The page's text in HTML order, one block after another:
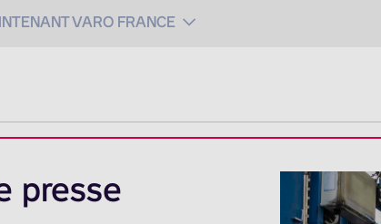
VARO FRANCE
presse